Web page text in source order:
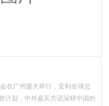
在广州盛大举行，安利全球总
计划，中外嘉宾共话深耕中国的